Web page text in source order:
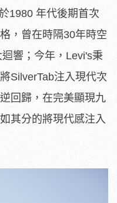
1980 年代後期首次
，曾在時隔30年時空
響；今年，Levi's秉
SilverTab注入現代次
回歸， 在完美顯現九
其分的將現代感注入